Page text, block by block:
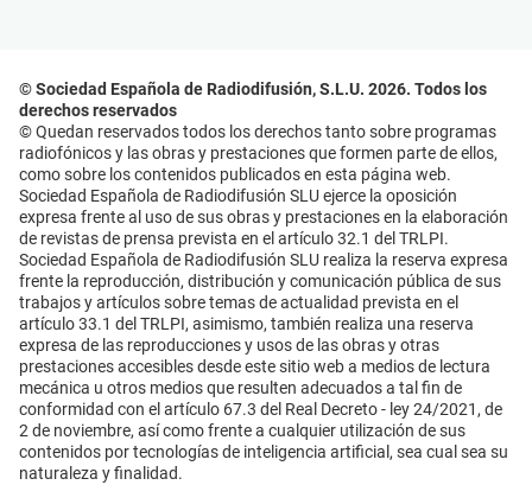
© Sociedad Española de Radiodifusión, S.L.U. 2026. Todos los
derechos reservados
© Quedan reservados todos los derechos tanto sobre programas
radiofónicos y las obras y prestaciones que formen parte de ellos,
como sobre los contenidos publicados en esta página web.
Sociedad Española de Radiodifusión SLU ejerce la oposición
expresa frente al uso de sus obras y prestaciones en la elaboración
de revistas de prensa prevista en el artículo 32.1 del TRLPI.
Sociedad Española de Radiodifusión SLU realiza la reserva expresa
frente la reproducción, distribución y comunicación pública de sus
trabajos y artículos sobre temas de actualidad prevista en el
artículo 33.1 del TRLPI, asimismo, también realiza una reserva
expresa de las reproducciones y usos de las obras y otras
prestaciones accesibles desde este sitio web a medios de lectura
mecánica u otros medios que resulten adecuados a tal fin de
conformidad con el artículo 67.3 del Real Decreto - ley 24/2021, de
2 de noviembre, así como frente a cualquier utilización de sus
contenidos por tecnologías de inteligencia artificial, sea cual sea su
naturaleza y finalidad.